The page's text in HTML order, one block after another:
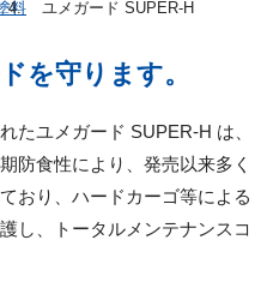
料 ユメガード SUPER-H
を守ります。
たユメガード SUPER-H は、
防食性により、発売以来多く
おり、ハードカーゴ等による
し、トータルメンテナンスコ